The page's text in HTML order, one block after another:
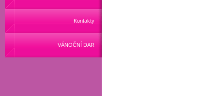
Kontakty
VÁNOČNÍ DAR